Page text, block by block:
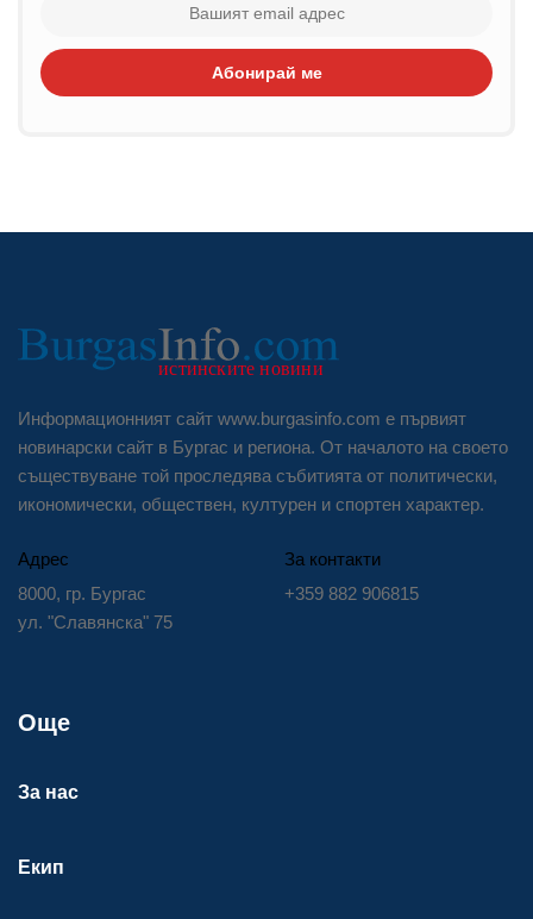
Абонирай ме
Информационният сайт www.burgasinfo.com е първият
новинарски сайт в Бургас и региона. От началото на своето
съществуване той проследява събитията от политически,
икономически, обществен, културен и спортен характер.
Адрес
8000, гр. Бургас
ул. "Славянска" 75
За контакти
+359 882 906815
Още
За нас
Екип